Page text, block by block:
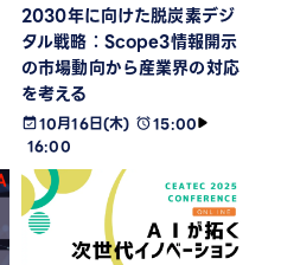
2030年に向けた脱炭素デジ
タル戦略：Scope3情報開示
の市場動向から産業界の対応
を考える
10月16日(木)
15:00
16:00